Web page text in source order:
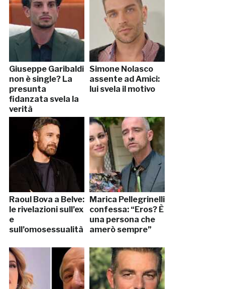
Giuseppe Garibaldi
non è single? La
presunta
fidanzata svela la
verità
Simone Nolasco
assente ad Amici:
lui svela il motivo
Raoul Bova a Belve:
le rivelazioni sull’ex
e
sull’omosessualità
Marica Pellegrinelli
confessa: “Eros? È
una persona che
amerò sempre”